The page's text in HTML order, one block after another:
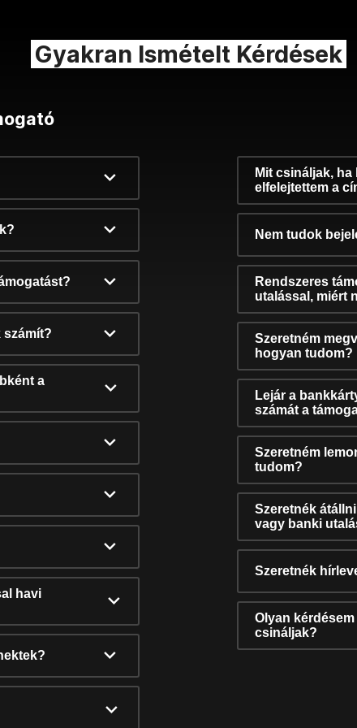
Gyakran Ismételt Kérdések
számít?
a
havi
Mit csináljak,
elfelejtettem a
Nem tudok
Rendszeres
utalással, miért
Szeretném
hogyan tudom?
Lejár a
számát a
Szeretném
tudom?
Szeretnék
vagy banki
Szeretnék
Olyan
csináljak?